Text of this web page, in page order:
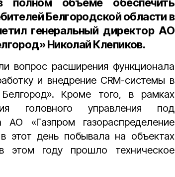
Белгородской области в
генеральный директор АО
Николай Клепиков.
вопрос расширения функционала
и внедрение CRM-системы в
Кроме того, в рамках
головного управления под
АО «Газпром газораспределение
в этот день побывала на объектах
этом году прошло техническое